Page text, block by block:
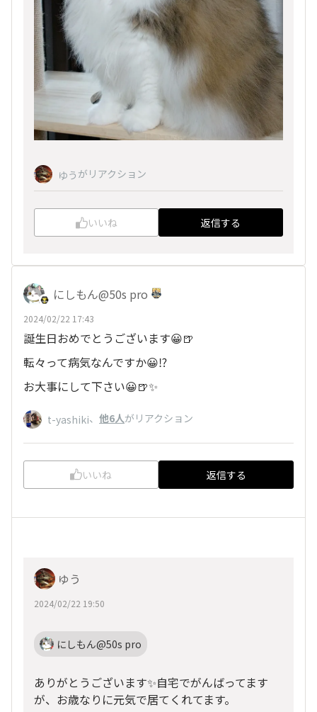
ゆう がリアクション
いいね 返信する
にしもん@50s pro
2024/02/22 17:43
誕生日おめでとうございます😀🍺
転々って病気なんですか😀⁉️
お大事にして下さい😀🍺✨
t-yashiki、 他6人がリアクション
いいね 返信する
ゆう
2024/02/22 19:50
にしもん@50s pro
ありがとうございます✨自宅でがんばってます
が、お歳なりに元気で居てくれてます。